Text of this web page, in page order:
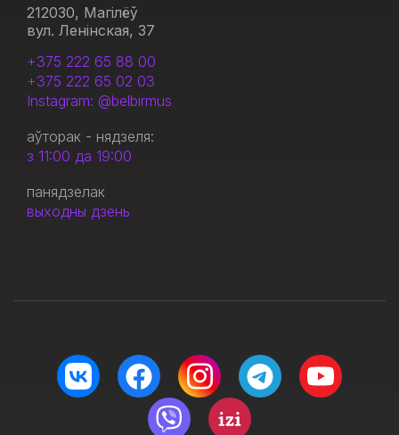
212030, Магілёў
вул. Ленінская, 37
+375 222 65 88 00
+375 222 65 02 03
Instagram: @belbirmus
аўторак - нядзеля:
з 11:00 да 19:00
панядзелак
выходны дзень